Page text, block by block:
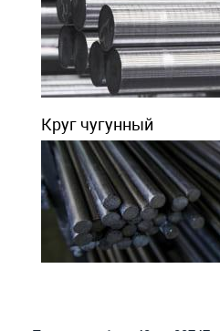
Круг чугунный